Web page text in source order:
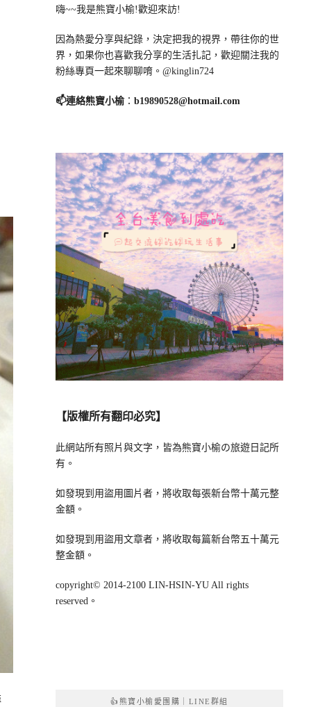
嗨~~我是熊寶小榆!歡迎來訪!
因為熱愛分享與紀錄，決定把我的視界，帶往你的世
界，如果你也喜歡我分享的生活扎記，歡迎關注我的
粉絲專頁一起來聊聊唷。@kinglin724
📫連絡熊寶小榆： b19890528@hotmail.com
【版權所有翻印必究】
此網站所有照片與文字，皆為熊寶小榆の旅遊日記所
有。
如發現到用盜用圖片者，將收取每張新台幣十萬元整
金額。
如發現到用盜用文章者，將收取每篇新台幣五十萬元
整金額。
copyright© 2014-2100 LIN-HSIN-YU All rights
reserved。
👍熊寶小榆愛團購｜LINE群組